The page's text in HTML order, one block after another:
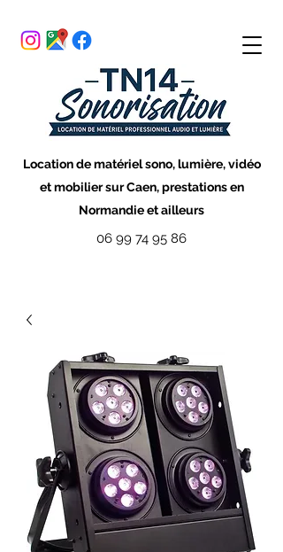
06 99 74 95 86
Location de matériel sono, lumière, vidéo
et mobilier sur Caen, prestations en
Normandie et ailleurs